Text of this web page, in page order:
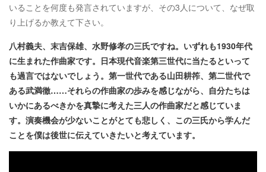
いることを何度も発言されていますが、その3人について、なぜ取
り上げるか教えて下さい。
八村義夫、末吉保雄、水野修孝の三氏ですね。いずれも1930年代
に生まれた作曲家です。日本現代音楽第三世代に当たるといって
も過言ではないでしょう。第一世代である山田耕筰、第二世代で
ある武満徹……それらの作曲家の歩みを感じながら、自分たちは
いかにあるべきかを真摯に考えた三人の作曲家だと感じていま
す。演奏機会が少ないことがとても悲しく、この三氏から学んだ
ことを僕は後世に伝えていきたいと考えています。